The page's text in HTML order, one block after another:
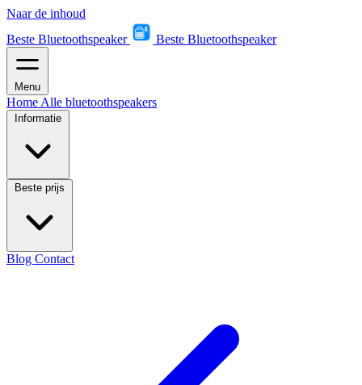
Naar de inhoud
Beste Bluetoothspeaker
Beste Bluetoothspeaker
Menu
Home Alle bluetoothspeakers
Informatie
Beste prijs
Blog Contact